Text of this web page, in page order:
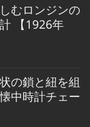
むロンジンの
【1926年
の鎖と紐を組
中時計チェー